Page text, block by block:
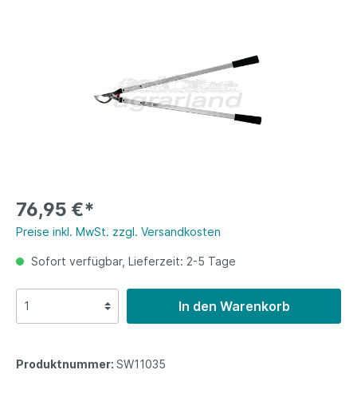
76,95 €*
Preise inkl. MwSt. zzgl. Versandkosten
Sofort verfügbar, Lieferzeit: 2-5 Tage
In den Warenkorb
Produktnummer: SW11035